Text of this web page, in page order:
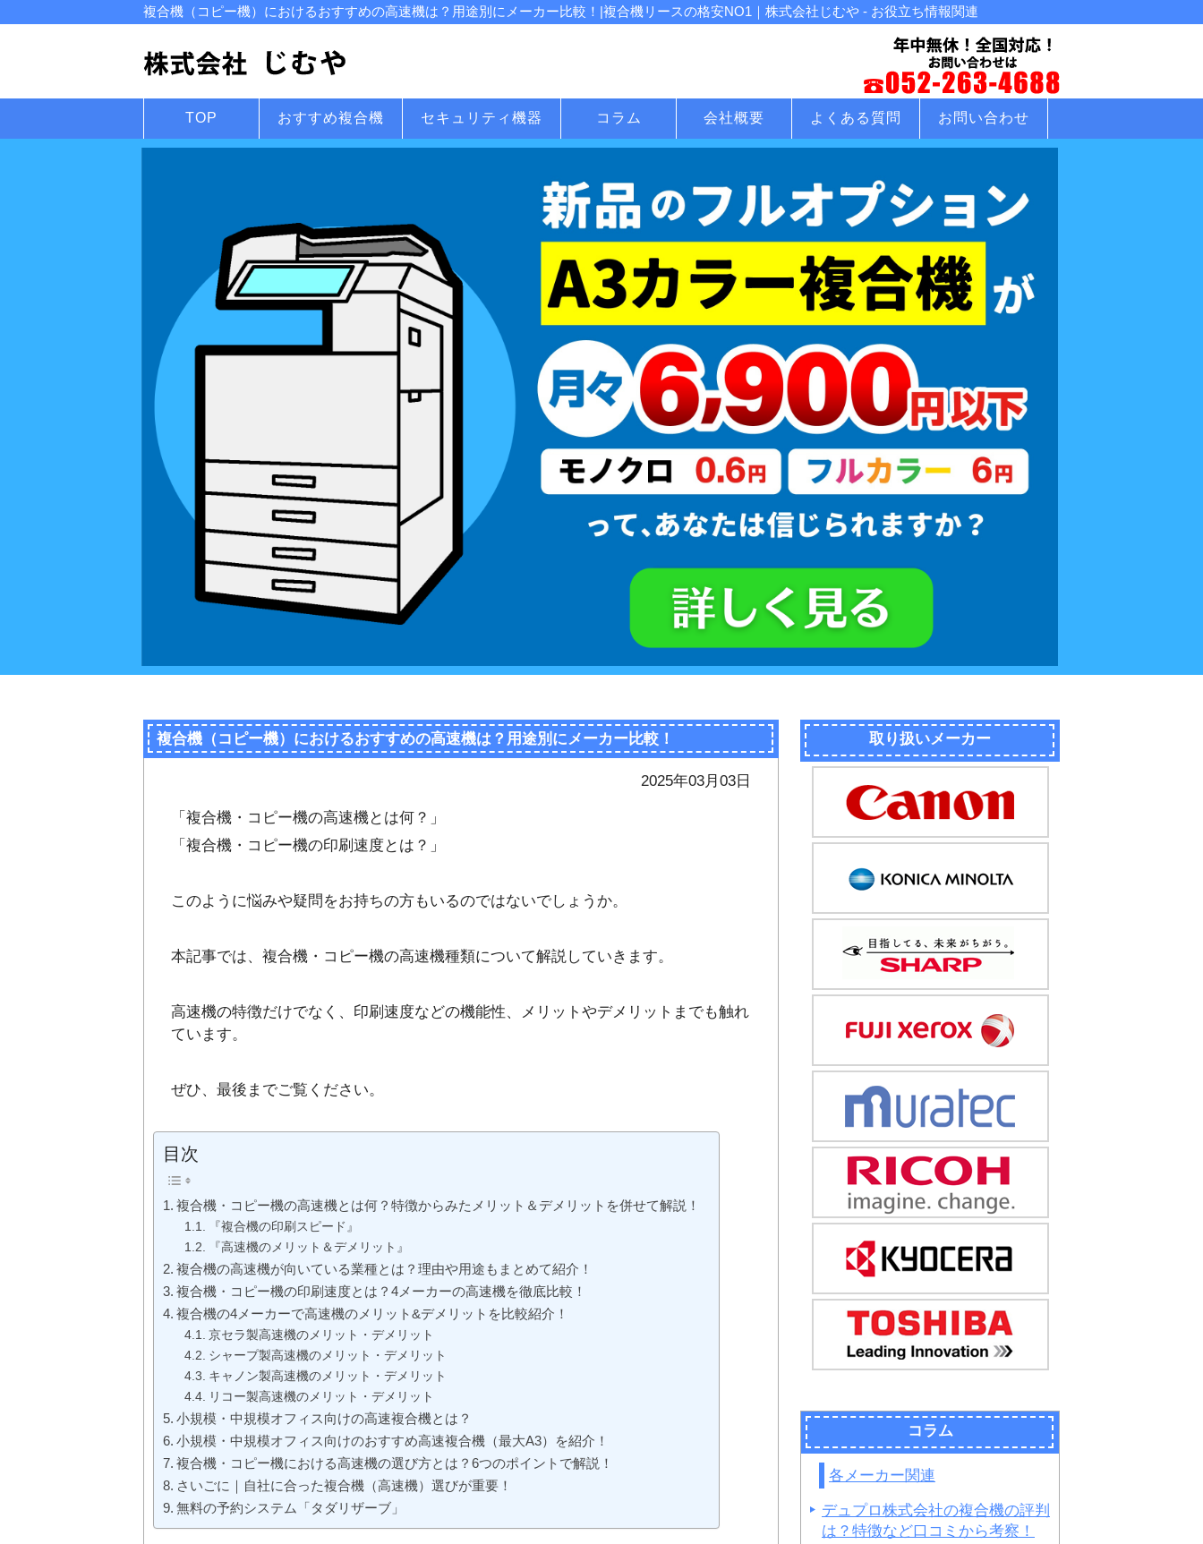
複合機（コピー機）におけるおすすめの高速機は？用途別にメーカー比較！|複合機リースの格安NO1｜株式会社じむや - お役立ち情報関連
TOP おすすめ複合機 セキュリティ機器 コラム 会社概要 よくある質問 お問い合わせ
複合機（コピー機）におけるおすすめの高速機は？用途別にメーカー比較！
2025年03月03日
「複合機・コピー機の高速機とは何？」
「複合機・コピー機の印刷速度とは？」
このように悩みや疑問をお持ちの方もいるのではないでしょうか。
本記事では、複合機・コピー機の高速機種類について解説していきます。
高速機の特徴だけでなく、印刷速度などの機能性、メリットやデメリットまでも触れ
ています。
ぜひ、最後までご覧ください。
目次
複合機・コピー機の高速機とは何？特徴からみたメリット＆デメリットを併せて解説！
『複合機の印刷スピード』
『高速機のメリット＆デメリット』
複合機の高速機が向いている業種とは？理由や用途もまとめて紹介！
複合機・コピー機の印刷速度とは？4メーカーの高速機を徹底比較！
複合機の4メーカーで高速機のメリット&デメリットを比較紹介！
京セラ製高速機のメリット・デメリット
シャープ製高速機のメリット・デメリット
キャノン製高速機のメリット・デメリット
リコー製高速機のメリット・デメリット
小規模・中規模オフィス向けの高速複合機とは？
小規模・中規模オフィス向けのおすすめ高速複合機（最大A3）を紹介！
複合機・コピー機における高速機の選び方とは？6つのポイントで解説！
さいごに｜自社に合った複合機（高速機）選びが重要！
無料の予約システム「タダリザーブ」
取り扱いメーカー
コラム
各メーカー関連
デュプロ株式会社の複合機の評判
は？特徴など口コミから考察！